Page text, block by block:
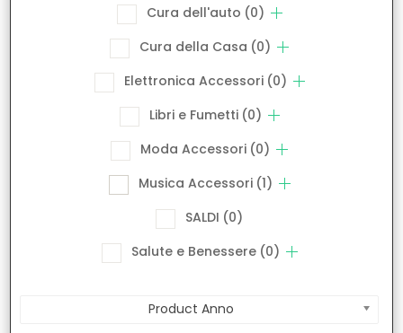
Cura dell'auto (0)
Cura della Casa (0)
Elettronica Accessori (0)
Libri e Fumetti (0)
Moda Accessori (0)
Musica Accessori (1)
SALDI (0)
Salute e Benessere (0)
Product Anno